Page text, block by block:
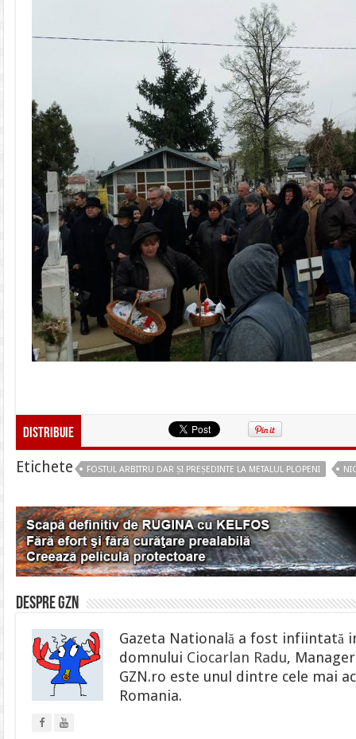
Distribuie
Etichete FOSTUL ARBITRU DAR ȘI PREȘEDINTE LA METALUL PLOPENI
Despre gzn
Gazeta Natională a fost infiintată
domnului Ciocarlan Radu,
GZN.ro este unul dintre cele mai
Romania.